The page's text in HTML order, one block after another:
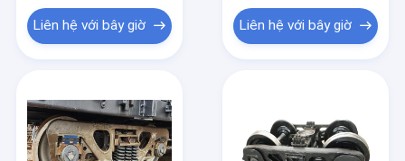
Liên hệ với bây giờ Liên hệ với bây giờ